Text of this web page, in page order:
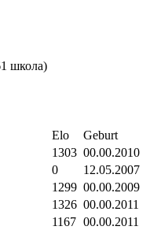
школа)
Elo
Geburt
1303 00.00.2010
0
12.05.2007
1299 00.00.2009
1326 00.00.2011
1167 00.00.2011